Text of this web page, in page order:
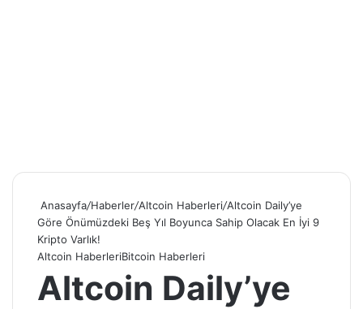
Anasayfa/Haberler/Altcoin Haberleri/Altcoin Daily’ye
Göre Önümüzdeki Beş Yıl Boyunca Sahip Olacak En İyi 9
Kripto Varlık!
Altcoin HaberleriBitcoin Haberleri
Altcoin Daily’ye